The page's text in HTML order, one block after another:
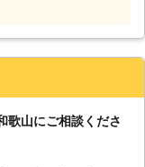
書を見ても家具の組
様はぜひ家具移動組
さい。 大きくて
歌山にご相談くださ